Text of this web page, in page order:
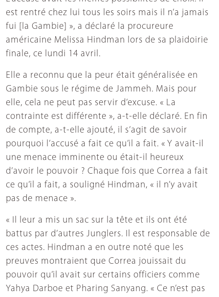
est rentré chez lui tous les soirs mais il n’a jamais
fui [la Gambie] », a déclaré la procureure
américaine Melissa Hindman lors de sa plaidoirie
finale, ce lundi 14 avril.
Elle a reconnu que la peur était généralisée en
Gambie sous le régime de Jammeh. Mais pour
elle, cela ne peut pas servir d’excuse. « La
contrainte est différente », a-t-elle déclaré. En fin
de compte, a-t-elle ajouté, il s’agit de savoir
pourquoi l’accusé a fait ce qu’il a fait. « Y avait-il
une menace imminente ou était-il heureux
d’avoir le pouvoir ? Chaque fois que Correa a fait
ce qu’il a fait, a souligné Hindman, « il n’y avait
pas de menace ».
« Il leur a mis un sac sur la tête et ils ont été
battus par d’autres Junglers. Il est responsable de
ces actes. Hindman a en outre noté que les
preuves montraient que Correa jouissait du
pouvoir qu’il avait sur certains officiers comme
Yahya Darboe et Pharing Sanyang. « Ce n’est pas